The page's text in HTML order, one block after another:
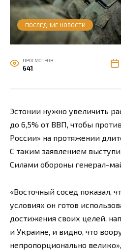
ПОСЛЕДНИЕ НОВОСТИ
ПРОСМОТРОВ
641
Эстонии нужно увеличить
до 6,5% от ВВП, чтобы
России» на протяжении
С таким заявлением
Силами обороны генерал-
«Восточный сосед показал,
условиях он готов
достижения своих целей,
и Украине, и видно, что
непропорционально